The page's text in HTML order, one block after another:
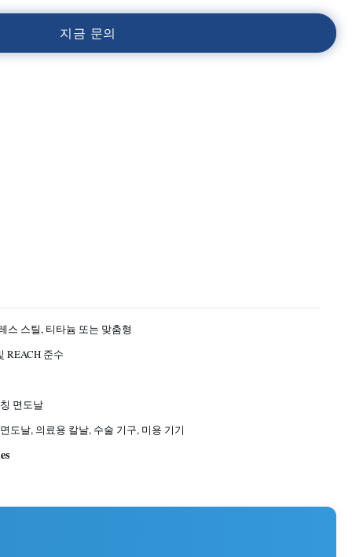
지금 문의
스 스틸, 티타늄 또는 맞춤형
REACH 준수
면도날
도날, 의료용 칼날, 수술 기구, 미용 기기